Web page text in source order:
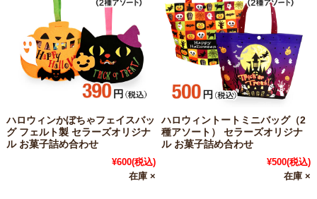
ハロウィンかぼちゃフェイスバッ
グ フェルト製 セラーズオリジナ
ル お菓子詰め合わせ
¥600(税込)
在庫 ×
ハロウィントートミニバッグ（2
種アソート） セラーズオリジナ
ル お菓子詰め合わせ
¥500(税込)
在庫 ×